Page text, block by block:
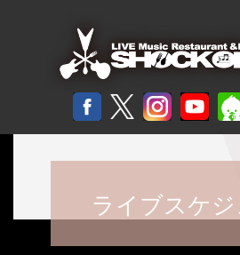
ライブスケ